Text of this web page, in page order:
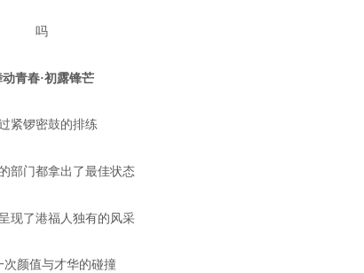
吗
春·初露锋芒
锣密鼓的排练
门都拿出了最佳状态
了港福人独有的风采
值与才华的碰撞